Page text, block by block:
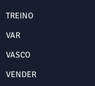
TREINO
VAR
VASCO
VENDER